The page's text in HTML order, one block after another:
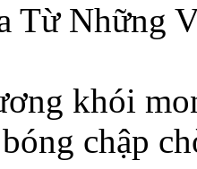
Từ Những
khói
chập